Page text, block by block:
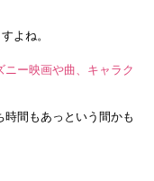
よね。
ー映画や曲、キャラク
間もあっという間かも